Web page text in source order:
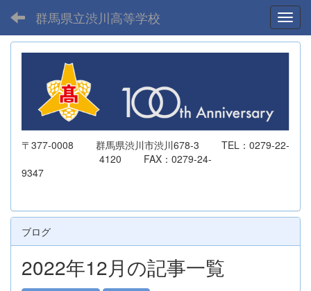
群馬県立渋川高等学校
〒377-0008 群馬県渋川市渋川678-3 TEL：0279-22-
4120 FAX：0279-24-
9347
ブログ
2022年12月の記事一覧